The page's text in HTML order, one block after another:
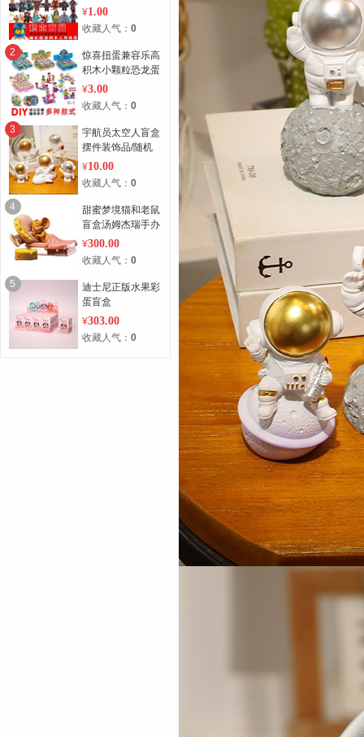
机
¥1.00
收藏人气： 0
2
惊喜扭蛋兼容乐高
积木小颗粒恐龙蛋
(随机）
¥3.00
收藏人气： 0
3
宇航员太空人盲盒
摆件装饰品/随机
不重复
¥10.00
收藏人气： 0
4
甜蜜梦境猫和老鼠
盲盒汤姆杰瑞手办
¥300.00
收藏人气： 0
5
迪士尼正版水果彩
蛋盲盒
¥303.00
收藏人气： 0